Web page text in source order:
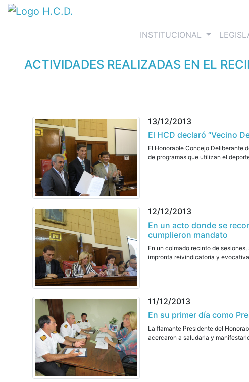
INSTITUCIONAL (current)
ACTIVIDADES REALIZADAS EN EL
13/12/2013
El HCD declaró “Vecino
El Honorable Concejo Deliberante
de programas que utilizan el
12/12/2013
En un acto donde se
cumplieron mandato
En un colmado recinto de
impronta reivindicatoria y
11/12/2013
En su primer día como
La flamante Presidente del
acercaron a saludarla y